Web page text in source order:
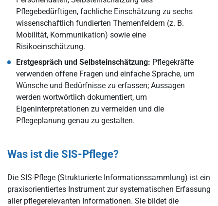
Pflegebedürftigen, fachliche Einschätzung zu sechs
wissenschaftlich fundierten Themenfeldern (z. B.
Mobilität, Kommunikation) sowie eine
Risikoeinschätzung.
Erstgespräch und Selbsteinschätzung: Pflegekräfte
verwenden offene Fragen und einfache Sprache, um
Wünsche und Bedürfnisse zu erfassen; Aussagen
werden wortwörtlich dokumentiert, um
Eigeninterpretationen zu vermeiden und die
Pflegeplanung genau zu gestalten.
Was ist die SIS-Pflege?
Die SIS-Pflege (Strukturierte Informationssammlung) ist ein
praxisorientiertes Instrument zur systematischen Erfassung
aller pflegerelevanten Informationen. Sie bildet die